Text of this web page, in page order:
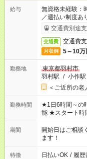
給与
無資格未経験
／週払い制度あ
了次第のお支払
交通費別途
交通費 交通費
月収例 5～10万
勤務地
東京都羽村市
羽村駅 / 小作駅
＜ご近所の老
勤務時間
★1日6時間～の時短シフトOK ★も
能 ★スタート時
20:00 など 残業なし！ ※Wワークの場合、
週40時間超の就
間以上勤務は社
（日雇い派遣の
案内が難しい場
期間
開始日はご相
ます！
特徴 日払いOK / 履歴